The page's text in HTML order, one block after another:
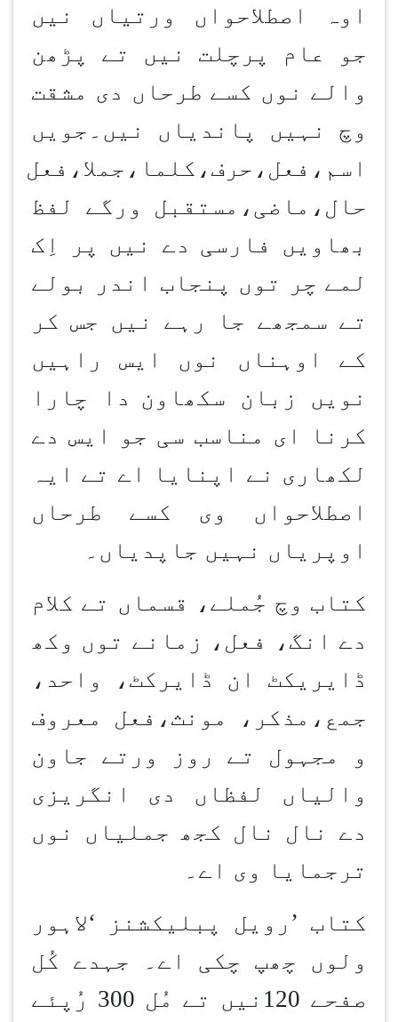
اوہ اصطلاحواں ورتیاں نیں
جو عام پرچلت نیں تے پڑھن
والے نوں کسے طرحاں دی مشقت
وچ نہیں پاندیاں نیں۔جویں
اسم،فعل،حرف،کلما،جملا،فعل
حال،ماضی،مستقبل ورگے لفظ
بھاویں فارسی دے نیں پر اِک
لمے چر توں پنجاب اندر بولے
تے سمجھے جا رہے نیں جس کر
کے اوہناں نوں ایس راہیں
نویں زبان سکھاون دا چارا
کرنا ای مناسب سی جو ایس دے
لکھاری نے اپنایا اے تے ایہ
اصطلاحواں وی کسے طرحاں
اوپریاں نہیں جاپدیاں۔
کتاب وچ جُملے، قسماں تے کلام
دے انگ، فعل، زمانے توں وکھ
ڈایریکٹ ان ڈایرکٹ، واحد،
جمع،مذکر، مونث،فعل معروف
و مجہول تے روز ورتے جاون
والیاں لفظاں دی انگریزی
دے نال نال کجھ جملیاں نوں
ترجمایا وی اے۔
کتاب ’ رویل پبلیکشنز ‘لاہور
ولوں چھپ چکی اے۔ جہدے کُل
صفحے 120نیں تے مُل 300 رُپئے